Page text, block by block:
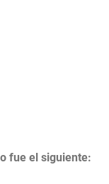
fue el siguiente: